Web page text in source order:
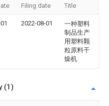
Filing date Title
2022-08-01
一种塑料
制品生产
用塑料颗
粒原料干
燥机
(1)